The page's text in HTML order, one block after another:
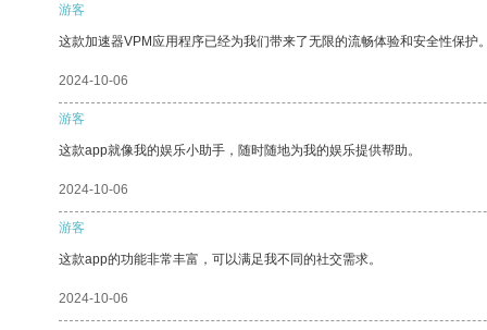
游客
这款加速器VPM应用程序已经为我们带来了无限的流畅体验和安全性保护
2024-10-06
游客
这款app就像我的娱乐小助手，随时随地为我的娱乐提供帮助。
2024-10-06
游客
这款app的功能非常丰富，可以满足我不同的社交需求。
2024-10-06